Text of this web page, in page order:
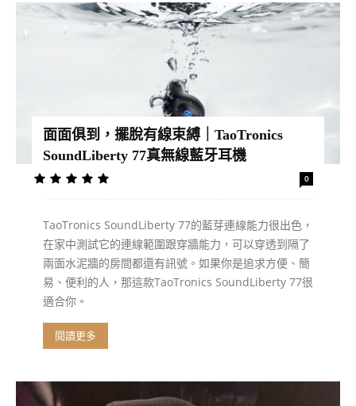
面面俱到，擺脫有線束縛｜TaoTronics
SoundLiberty 77真無線藍牙耳機
0
TaoTronics SoundLiberty 77的藍芽連線能力很出色，
在家中測試它的連線範圍跟穿牆能力，可以穿透到隔了
兩面水泥牆的房間都還有訊號。如果你是追求方便、簡
易、便利的人，那這款TaoTronics SoundLiberty 77很
適合你。
閱讀更多